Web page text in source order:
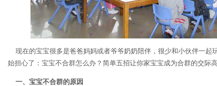
现在的宝宝很多是爸爸妈妈或者爷爷奶奶陪伴，很少和小伙伴一起
始担心了：宝宝不合群怎么办？简单五招让你家宝宝成为合群的交际
一、宝宝不合群的原因